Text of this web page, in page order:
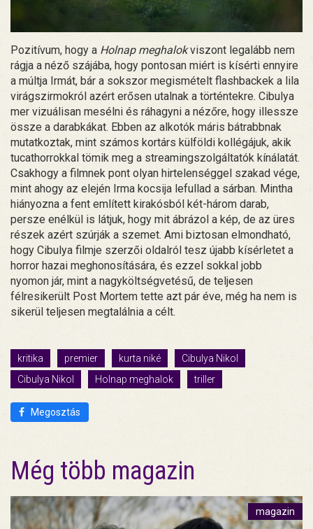
Pozitívum, hogy a Holnap meghalokviszont legalább nem
rágja a néző szájába, hogy pontosan miért is kísérti ennyire
a múltja Irmát, bár a sokszor megismételt flashbackek a lila
virágszirmokról azért erősen utalnak a történtekre. Cibulya
mer vizuálisan mesélni és ráhagyni a nézőre, hogy illessze
össze a darabkákat. Ebben az alkotók máris bátrabbnak
mutatkoztak, mint számos kortárs külföldi kollégájuk, akik
tucathorrokkal tömik meg a streamingszolgáltatók kínálatát.
Csakhogy a filmnek pont olyan hirtelenséggel szakad vége,
mint ahogy az elején Irma kocsija lefullad a sárban. Mintha
hiányozna a fent említett kirakósból két-három darab,
persze enélkül is látjuk, hogy mit ábrázol a kép, de az üres
részek azért szúrják a szemet. Ami biztosan elmondható,
hogy Cibulya filmje szerzői oldalról tesz újabb kísérletet a
horror hazai meghonosítására, és ezzel sokkal jobb
nyomon jár, mint a nagyköltségvetésű, de teljesen
félresikerült Post Mortem tette azt pár éve, még ha nem is
sikerül teljesen megtalálnia a célt.
kritika premier kurta niké
Cibulya Nikol
Cibulya Nikol
Holnap meghalok triller
Megosztás
Még több magazin
magazin